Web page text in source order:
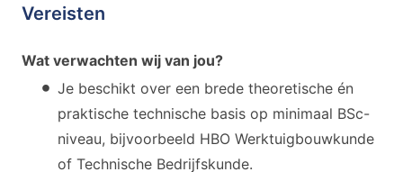
Vereisten
Wat verwachten wij van jou?
Je beschikt over een brede theoretische én
praktische technische basis op minimaal BSc-
niveau, bijvoorbeeld HBO Werktuigbouwkunde
of Technische Bedrijfskunde.